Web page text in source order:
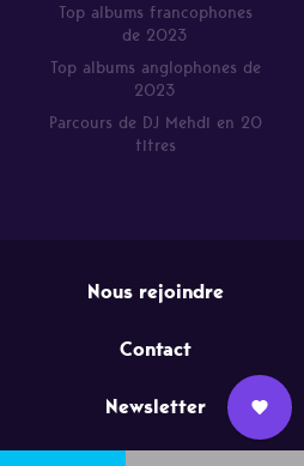
Top albums francophones
de 2023
Top albums anglophones de
2023
Parcours de DJ Mehdi en 20
titres
Nous rejoindre
Contact
Newsletter